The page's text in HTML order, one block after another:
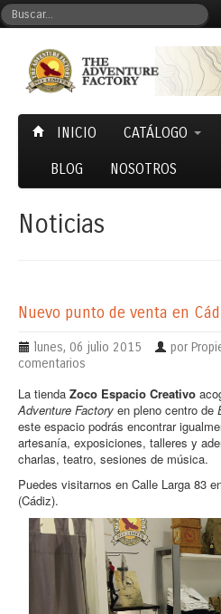
INICIO CATÁLOGO
BLOG NOSOTROS
Noticias
Nuevo punto de venta en
lunes, 06 julio 2015 por
comentarios
La tienda Zoco Espacio Creativo
Adventure Factory en pleno centro de
este espacio podrás encontrar
artesanía, exposiciones, talleres y
charlas, teatro, sesiones de música.
Puedes visitarnos en Calle Larga 83
(Cádiz).